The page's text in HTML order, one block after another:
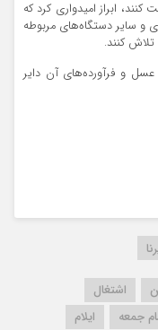
ابراز امیدواری کرد که
و سایر دستگاه‌های مربوطه
کنند.
و فرآورده‌های آن دایر
اشتغال
جمعه
ایلام